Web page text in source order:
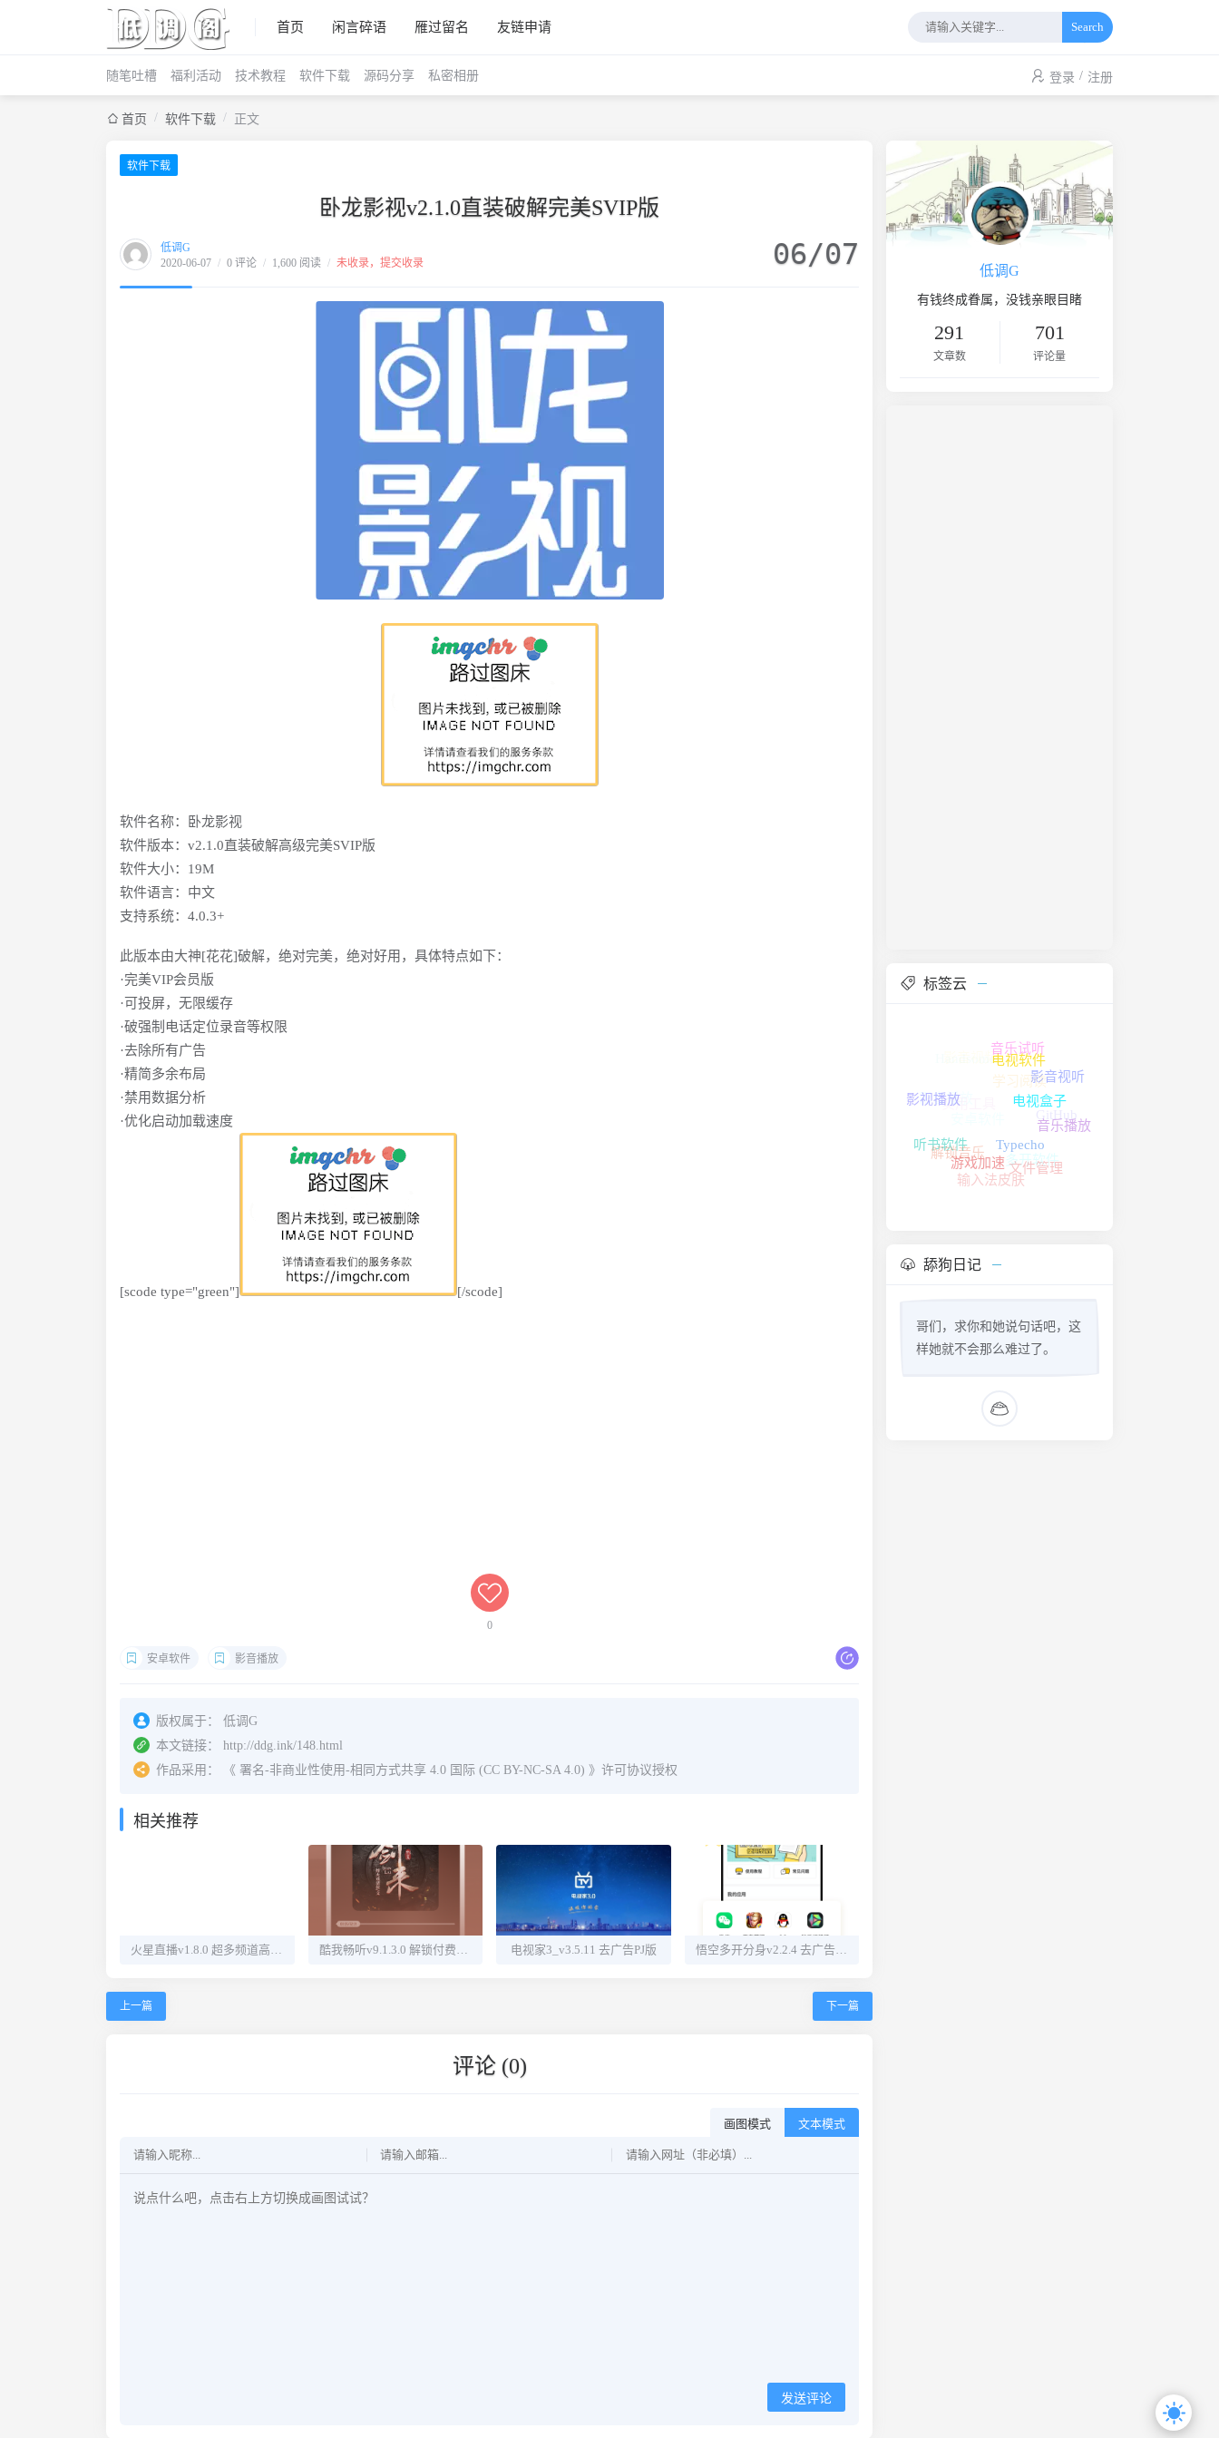
首页 闲言碎语 雁过留名 友链申请 Search
随笔吐槽 福利活动 技术教程 软件下载 源码分享 私密相册 登录 / 注册
首页 / 软件下载 / 正文
软件下载
卧龙影视v2.1.0直装破解完美SVIP版
低调G
2020-06-07 / 0 评论 / 1,600 阅读 / 未收录，提交收录 06/07
软件名称：卧龙影视
软件版本：v2.1.0直装破解高级完美SVIP版
软件大小：19M
软件语言：中文
支持系统：4.0.3+
此版本由大神[花花]破解，绝对完美，绝对好用，具体特点如下：
·完美VIP会员版
·可投屏，无限缓存
·破强制电话定位录音等权限
·去除所有广告
·精简多余布局
·禁用数据分析
·优化启动加载速度
[scode type="green"] [/scode]
0
安卓软件 影音播放
版权属于：
低调G
本文链接：
http://ddg.ink/148.html
作品采用：
《 署名-非商业性使用-相同方式共享 4.0 国际 (CC BY-NC-SA 4.0) 》许可协议授权
相关推荐
火星直播v1.8.0 超多频道高清直播 酷我畅听v9.1.3.0 解锁付费听书源 电视家3_v3.5.11 去广告PJ版 悟空多开分身v2.2.4 去广告 解锁会员
上一篇 下一篇
评论 (0)
画图模式 文本模式
发送评论
低调G
有钱终成眷属，没钱亲眼目睹
291
文章数
701
评论量
标签云
安卓软件
影音播放
影音视频电视软件
电视盒子
游戏加速
听书软件
影视播放
Handsome
音乐试听
影音视听
音乐播放
文件管理
输入法皮肤
解锁音乐
学习阅读
GitHub
多开软件
舔狗日记
哥们，求你和她说句话吧，这
样她就不会那么难过了。